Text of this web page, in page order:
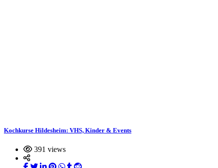
Kochkurse Hildesheim: VHS, Kinder & Events
391 views